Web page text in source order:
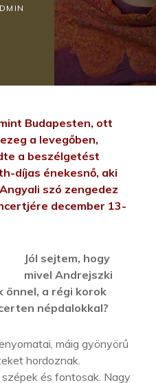
Budapesten, ott
a levegőben,
a beszélgetést
díjas énekesnő, aki
szó zengedez
december 13-
Jól sejtem, hogy
mivel Andrejszki
önnel, a régi korok
népdalokkal?
máig gyönyörű
hordoznak.
és fontosak. Nagy